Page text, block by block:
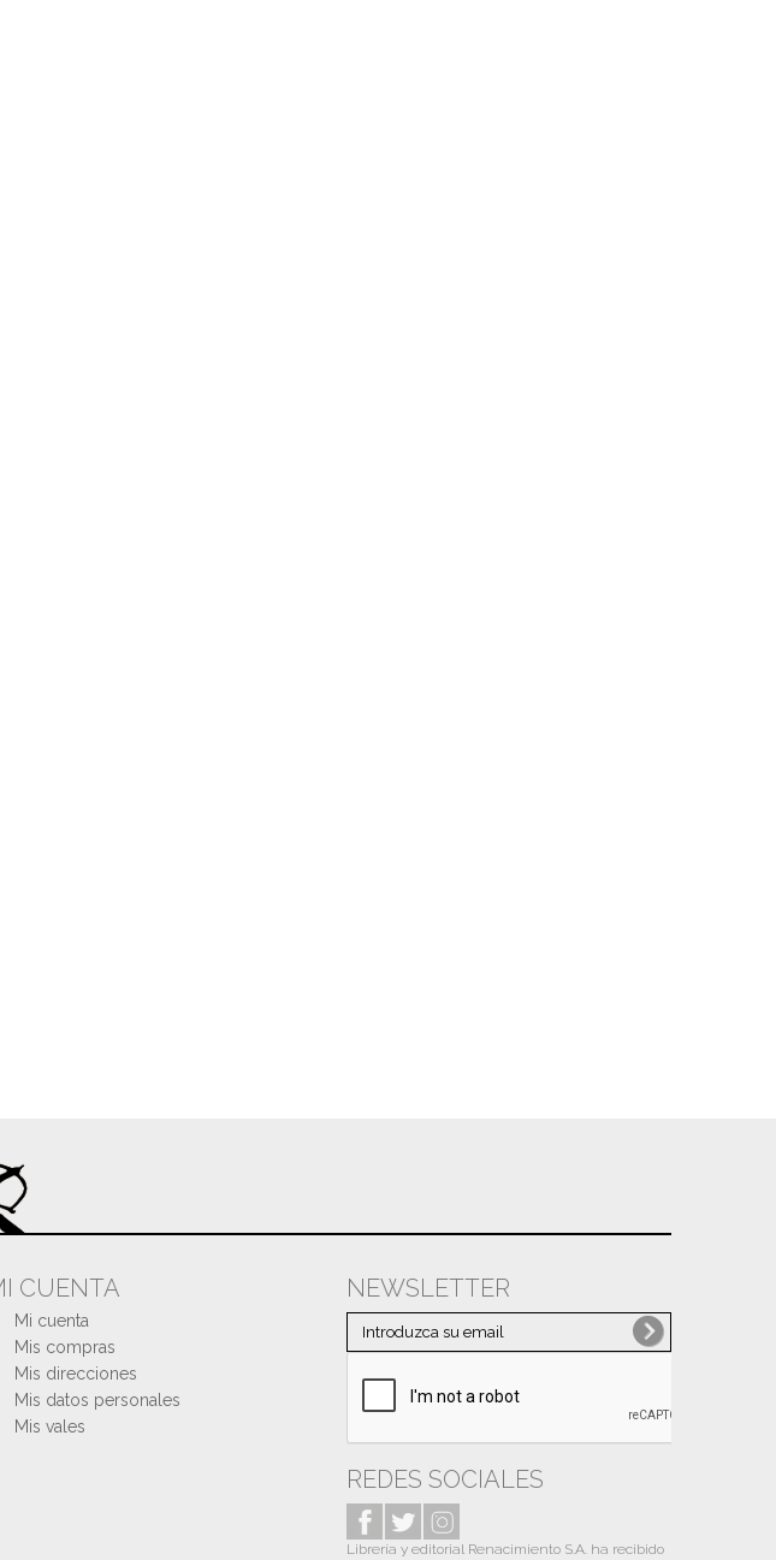
CUENTA
Mi cuenta
Mis compras
Mis direcciones
Mis datos personales
Mis vales
NEWSLETTER
REDES SOCIALES
Librería y editorial Renacimiento S.A. ha recibido